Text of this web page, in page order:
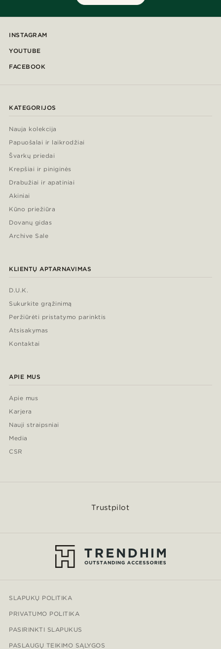
INSTAGRAM
YOUTUBE
FACEBOOK
KATEGORIJOS
Nauja kolekcija
Papuošalai ir laikrodžiai
Švarkų priedai
Krepšiai ir piniginės
Drabužiai ir apatiniai
Akiniai
Kūno priežiūra
Dovanų gidas
Archive Sale
KLIENTŲ APTARNAVIMAS
D.U.K.
Sukurkite grąžinimą
Peržiūrėti pristatymo parinktis
Atsisakymas
Kontaktai
APIE MUS
Apie mus
Karjera
Nauji straipsniai
Media
CSR
Trustpilot
SLAPUKŲ POLITIKA
PRIVATUMO POLITIKA
PASIRINKTI SLAPUKUS
PASLAUGŲ TEIKIMO SĄLYGOS